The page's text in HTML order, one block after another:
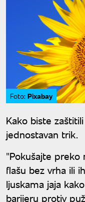
Foto: Pixabay
Kako biste
jednostavan trik.
"Pokušajte preko
flašu bez vrha ili
ljuskama jaja
barijeru protiv